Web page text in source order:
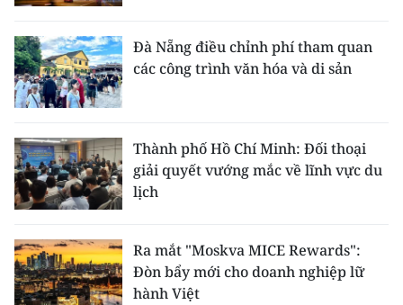
Đà Nẵng điều chỉnh phí tham quan
các công trình văn hóa và di sản
Thành phố Hồ Chí Minh: Đối thoại
giải quyết vướng mắc về lĩnh vực du
lịch
Ra mắt "Moskva MICE Rewards":
Đòn bẩy mới cho doanh nghiệp lữ
hành Việt